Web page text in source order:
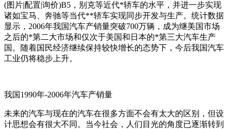
(图片|配置|询价)B5，别克等近代*轿车的水平，并进一步实现
诸如宝马、奔驰等当代**轿车实现同步开发与生产。统计数据
显示，2006年我国汽车产销量突破700万辆，成为继美国市场
之后的*第二大市场和仅次于美国和日本的*第三大汽车生产
国。随着国民经济继续保持较快增长的态势下，今后我国汽车
工业仍将稳步上升。
我国1990年-2006年汽车产销量
未来的汽车与现在的汽车在很多方面不会有太大的区别，但设
计思想会有很大不同。当今社会，人们目光的角度已逐渐转到